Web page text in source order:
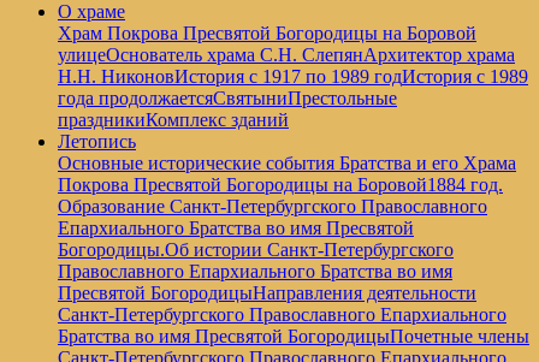
О храме
Храм Покрова Пресвятой Богородицы на Боровой
улицеОснователь храма С.Н. СлепянАрхитектор храма
Н.Н. НиконовИстория с 1917 по 1989 годИстория с 1989
года продолжаетсяСвятыниПрестольные
праздникиКомплекс зданий
Летопись
Основные исторические события Братства и его Храма
Покрова Пресвятой Богородицы на Боровой1884 год.
Образование Санкт-Петербургского Православного
Епархиального Братства во имя Пресвятой
Богородицы.Об истории Санкт-Петербургского
Православного Епархиального Братства во имя
Пресвятой БогородицыНаправления деятельности
Санкт-Петербургского Православного Епархиального
Братства во имя Пресвятой БогородицыПочетные члены
Санкт-Петербургского Православного Епархиального